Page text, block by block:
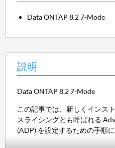
Data ONTAP 8.2 7-Mode
説明
Data ONTAP 8.2 7-Mode
この記事では、新しくインス
スライシングとも呼ばれる
(ADP) を設定するための手順